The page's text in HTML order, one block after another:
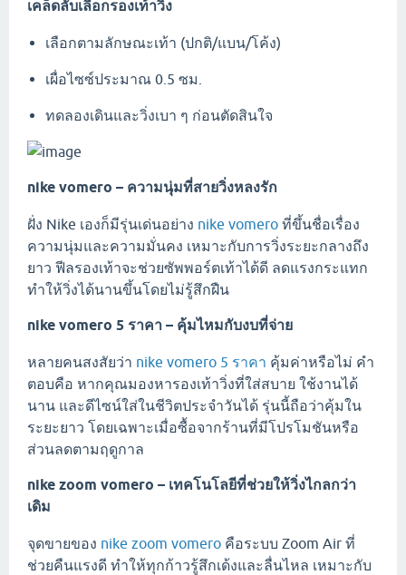
เคล็ดลับเลือกรองเท้าวิ่ง
เลือกตามลักษณะเท้า (ปกติ/แบน/โค้ง)
เผื่อไซซ์ประมาณ 0.5 ซม.
ทดลองเดินและวิ่งเบา ๆ ก่อนตัดสินใจ
nike vomero – ความนุ่มที่สายวิ่งหลงรัก
ฝั่ง Nike เองก็มีรุ่นเด่นอย่าง nike vomero ที่ขึ้นชื่อเรื่อง
ความนุ่มและความมั่นคง เหมาะกับการวิ่งระยะกลางถึง
ยาว ฟีลรองเท้าจะช่วยซัพพอร์ตเท้าได้ดี ลดแรงกระแทก
ทำให้วิ่งได้นานขึ้นโดยไม่รู้สึกฝืน
nike vomero 5 ราคา – คุ้มไหมกับงบที่จ่าย
หลายคนสงสัยว่า nike vomero 5 ราคา คุ้มค่าหรือไม่ คำ
ตอบคือ หากคุณมองหารองเท้าวิ่งที่ใส่สบาย ใช้งานได้
นาน และดีไซน์ใส่ในชีวิตประจำวันได้ รุ่นนี้ถือว่าคุ้มใน
ระยะยาว โดยเฉพาะเมื่อซื้อจากร้านที่มีโปรโมชันหรือ
ส่วนลดตามฤดูกาล
nike zoom vomero – เทคโนโลยีที่ช่วยให้วิ่งไกลกว่า
เดิม
จุดขายของ nike zoom vomero คือระบบ Zoom Air ที่
ช่วยคืนแรงดี ทำให้ทุกก้าวรู้สึกเด้งและลื่นไหล เหมาะกับ